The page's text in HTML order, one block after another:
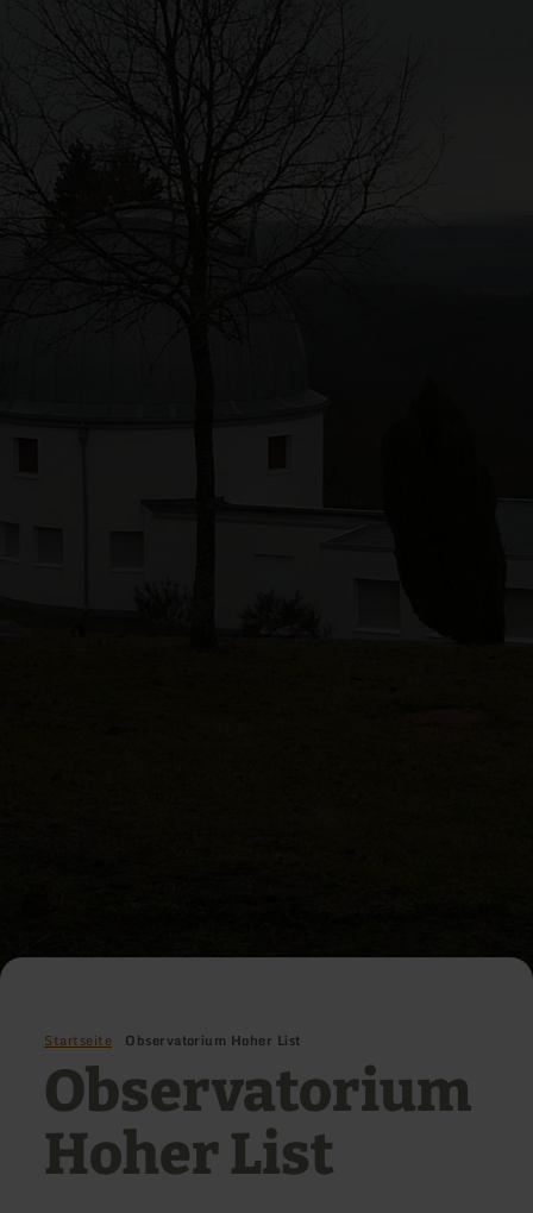
Startseite Observatorium Hoher List
Observatorium
Hoher List